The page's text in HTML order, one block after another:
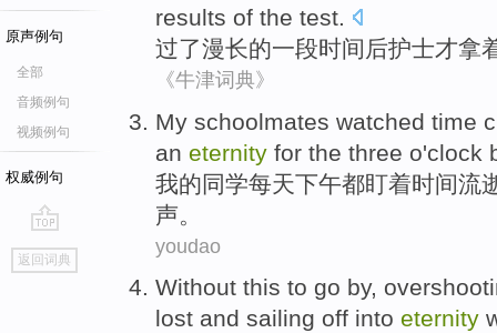
原声例句
全部
音频例句
视频例句
权威例句
go
top
返回词典
results of the test.
过了漫长的一段时间后护士才拿
《牛津词典》
My schoolmates watched time
an eternity for the three o'clock
我的同学每天下午都盯着时间流
声 。
youdao
Without this to go by,
lost and sailing off into eternity